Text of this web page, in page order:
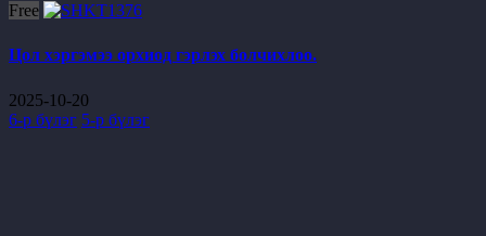
Free
Цол хэргэмээ орхиод гэрлэх болчихлоо.
2025-10-20
6-р бүлэг 5-р бүлэг